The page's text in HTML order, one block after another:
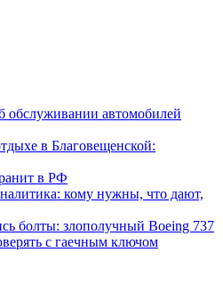
обслуживании автомобилей
в Благовещенской:
в РФ
кому нужны, что дают,
болты: злополучный Boeing 737
с гаечным ключом